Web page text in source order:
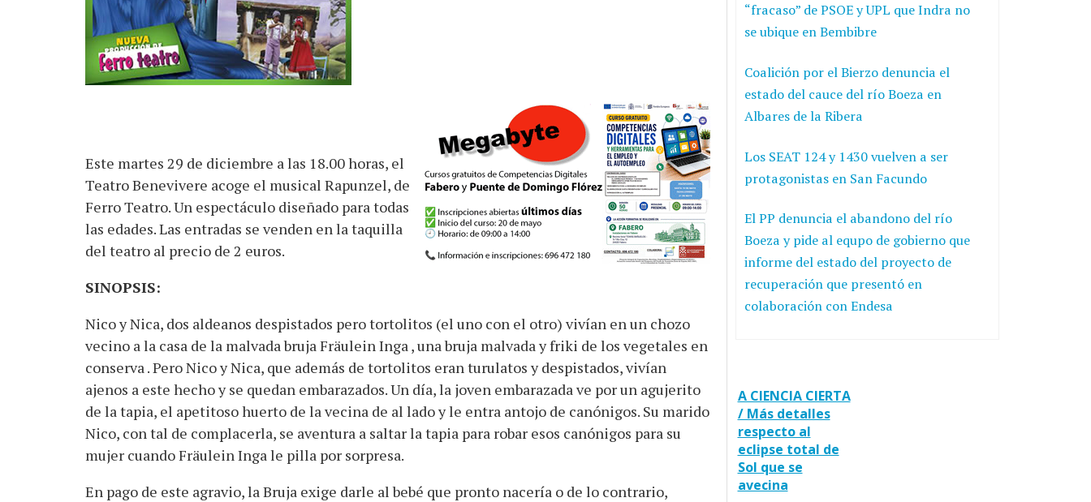
Este martes 29 de diciembre a las 18.00 horas, el
Teatro Benevivere acoge el musical Rapunzel, de
Ferro Teatro. Un espectáculo diseñado para todas
las edades. Las entradas se venden en la taquilla
del teatro al precio de 2 euros.
SINOPSIS:
Nico y Nica, dos aldeanos despistados pero tortolitos (el uno con el otro) vivían en un chozo
vecino a la casa de la malvada bruja Fräulein Inga , una bruja malvada y friki de los vegetales en
conserva . Pero Nico y Nica, que además de tortolitos eran turulatos y despistados, vivían
ajenos a este hecho y se quedan embarazados. Un día, la joven embarazada ve por un agujerito
de la tapia, el apetitoso huerto de la vecina de al lado y le entra antojo de canónigos. Su marido
Nico, con tal de complacerla, se aventura a saltar la tapia para robar esos canónigos para su
mujer cuando Fräulein Inga le pilla por sorpresa.
En pago de este agravio, la Bruja exige darle al bebé que pronto nacería o de lo contrario,
“fracaso” de PSOE y UPL que Indra no
se ubique en Bembibre
Coalición por el Bierzo denuncia el
estado del cauce del río Boeza en
Albares de la Ribera
Los SEAT 124 y 1430 vuelven a ser
protagonistas en San Facundo
El PP denuncia el abandono del río
Boeza y pide al equpo de gobierno que
informe del estado del proyecto de
recuperación que presentó en
colaboración con Endesa
A CIENCIA CIERTA
/ Más detalles
respecto al
eclipse total de
Sol que se
avecina